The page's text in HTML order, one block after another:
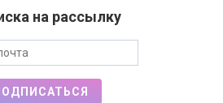
на рассылку